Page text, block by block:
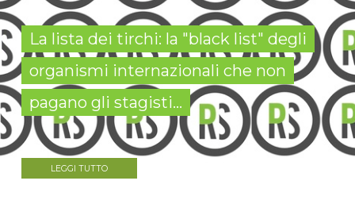
La lista dei tirchi: la "black list" degli
organismi internazionali che non
pagano gli stagisti...
LEGGI TUTTO